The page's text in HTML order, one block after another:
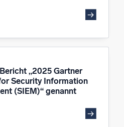
„2025 Gartner
Security Information
(SIEM)“ genannt